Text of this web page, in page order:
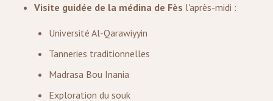
Visite guidée de la médina de Fès l'après-midi :
Université Al-Qarawiyyin
Tanneries traditionnelles
Madrasa Bou Inania
Exploration du souk